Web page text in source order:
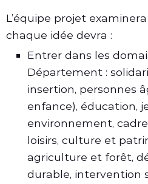
L’équipe projet
chaque idée devra :
Entrer dans les
Département :
insertion, personnes
enfance), éducation,
environnement,
loisirs, culture et
agriculture et forêt,
durable, intervention